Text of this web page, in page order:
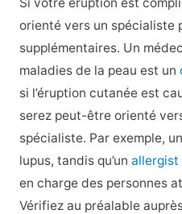
orienté vers un spécialiste
supplémentaires. Un
maladies de la peau est un
si l’éruption cutanée est
serez peut-être orienté
spécialiste. Par exemple, un
lupus, tandis qu’un allergist
en charge des personnes
Vérifiez au préalable